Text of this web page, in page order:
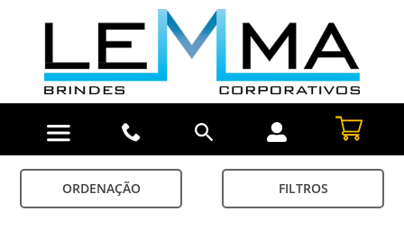
ORDENAÇÃO FILTROS